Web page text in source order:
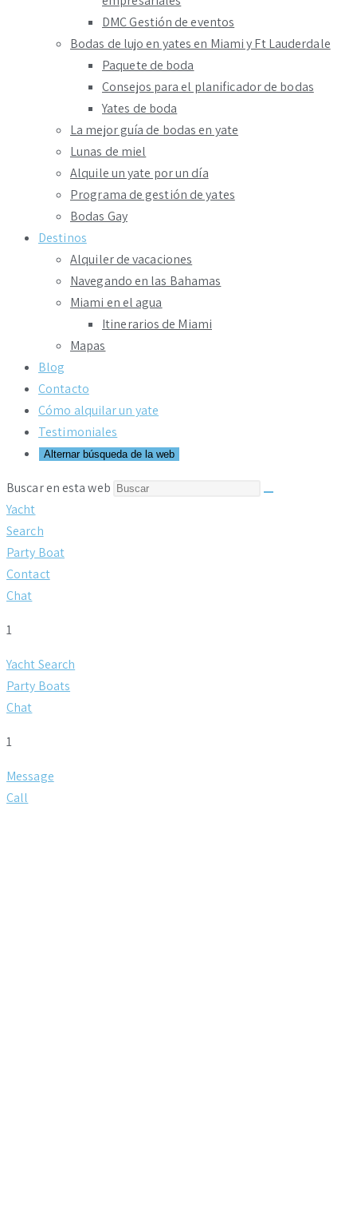
DMC Gestión de eventos
Bodas de lujo en yates en Miami y Ft Lauderdale
Paquete de boda
Consejos para el planificador de bodas
Yates de boda
La mejor guía de bodas en yate
Lunas de miel
Alquile un yate por un día
Programa de gestión de yates
Bodas Gay
Destinos
Alquiler de vacaciones
Navegando en las Bahamas
Miami en el agua
Itinerarios de Miami
Mapas
Blog
Contacto
Cómo alquilar un yate
Testimoniales
Alternar búsqueda de la web
Buscar en esta web
Yacht
Search
Party Boat
Contact
Chat
1
Yacht Search
Party Boats
Chat
1
Message
Call